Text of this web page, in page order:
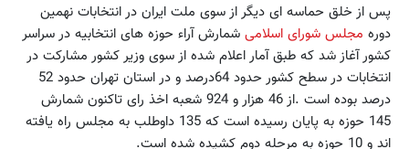
پس از خلق حماسه ای دیگر از سوی ملت ایران در انتخابات نهمین
دوره مجلس شورای اسلامی شمارش آراء حوزه های انتخابیه در سراسر
کشور آغاز شد که طبق آمار اعلام شده از سوی وزیر کشور مشارکت در
انتخابات در سطح کشور حدود 64درصد و در استان تهران حدود 52
درصد بوده است .از 46 هزار و 924 شعبه اخذ رای تاکنون شمارش
145 حوزه به پایان رسیده است که 135 داوطلب به مجلس راه یافته
اند و 10 حوزه به مرحله دوم کشیده شده است.